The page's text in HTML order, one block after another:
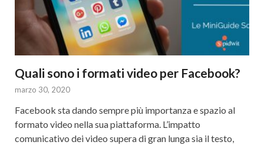
Quali sono i formati video per Facebook?
marzo 30, 2020
Facebook sta dando sempre più importanza e spazio al
formato video nella sua piattaforma. L’impatto
comunicativo dei video supera di gran lunga sia il testo,